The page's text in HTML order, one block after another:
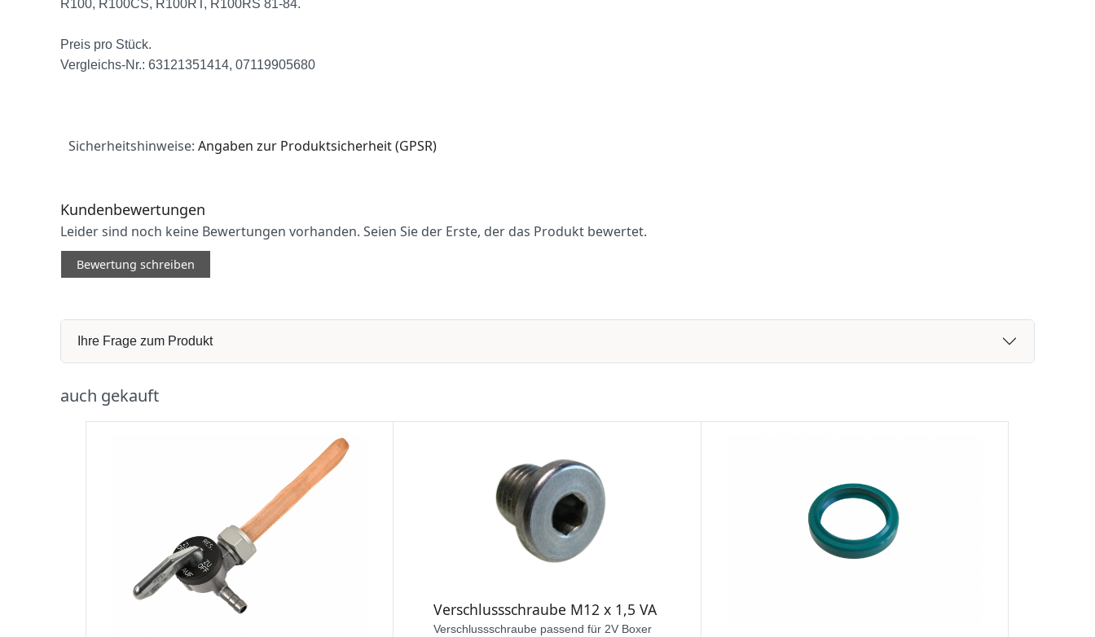
R100, R100CS, R100RT, R100RS 81-84.
Preis pro Stück.
Vergleichs-Nr.: 63121351414, 07119905680
Sicherheitshinweise: Angaben zur Produktsicherheit (GPSR)
Kundenbewertungen
Leider sind noch keine Bewertungen vorhanden. Seien Sie der Erste, der das Produkt bewertet.
Bewertung schreiben
Ihre Frage zum Produkt
auch gekauft
Verschlussschraube M12 x 1,5 VA
Verschlussschraube passend für 2V Boxer